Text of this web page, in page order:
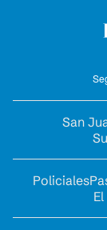
San
Policiales